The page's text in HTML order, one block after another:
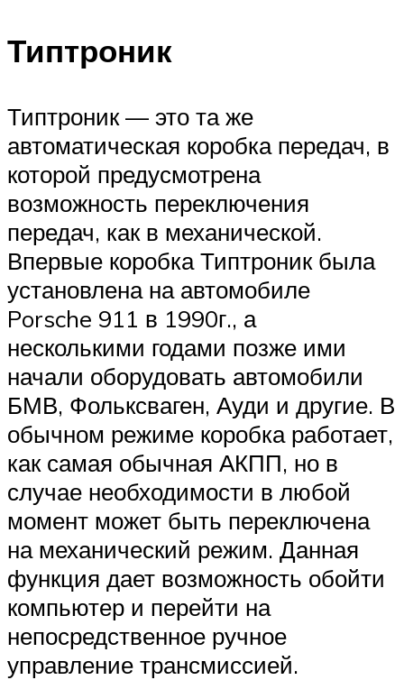
Типтроник
Типтроник — это та же
автоматическая коробка передач, в
которой предусмотрена
возможность переключения
передач, как в механической.
Впервые коробка Типтроник была
установлена на автомобиле
Porsche 911 в 1990г., а
несколькими годами позже ими
начали оборудовать автомобили
БМВ, Фольксваген, Ауди и другие. В
обычном режиме коробка работает,
как самая обычная АКПП, но в
случае необходимости в любой
момент может быть переключена
на механический режим. Данная
функция дает возможность обойти
компьютер и перейти на
непосредственное ручное
управление трансмиссией.